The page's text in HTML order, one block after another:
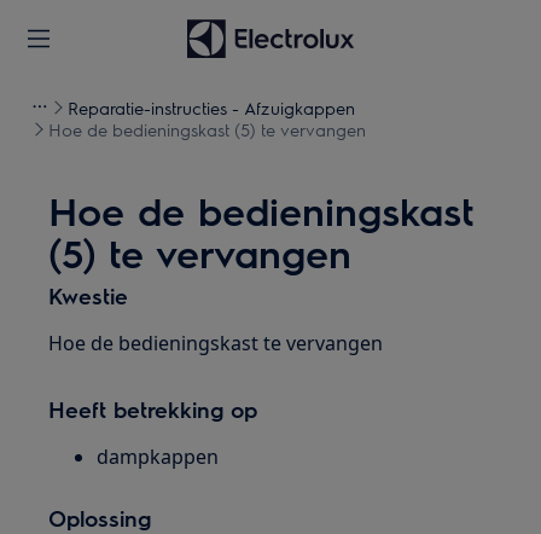
Reparatie-instructies - Afzuigkappen
Hoe de bedieningskast (5) te vervangen
Hoe de bedieningskast
(5) te vervangen
Kwestie
Hoe de bedieningskast te vervangen
Heeft betrekking op
dampkappen
Oplossing